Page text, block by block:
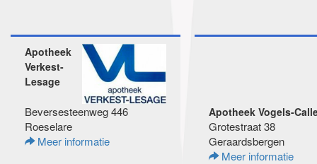
Apotheek
Verkest-
Lesage
Beversesteenweg 446
Roeselare
Meer informatie
Apotheek Vogels-
Grotestraat 38
Geraardsbergen
Meer informatie